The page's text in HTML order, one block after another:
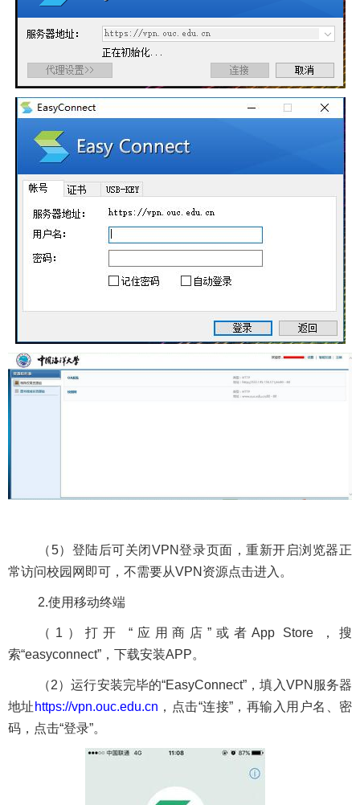
（5） 登陆后可关闭VPN登录页面，重新开启浏览器正
常访问校园网即可，不需要从VPN 资源点击进入。
2.使用移动终端
（ 1 ）打开 “应用商店” 或者App Store
，搜
索“easyconnect” ，下载安装APP。
（2）运行安装完毕的“EasyConnect” ，填入VPN 服务器
地址 https://vpn.ouc.edu.cn ，点击“连接” ，再输入用户名、密
码，点击“登录”。